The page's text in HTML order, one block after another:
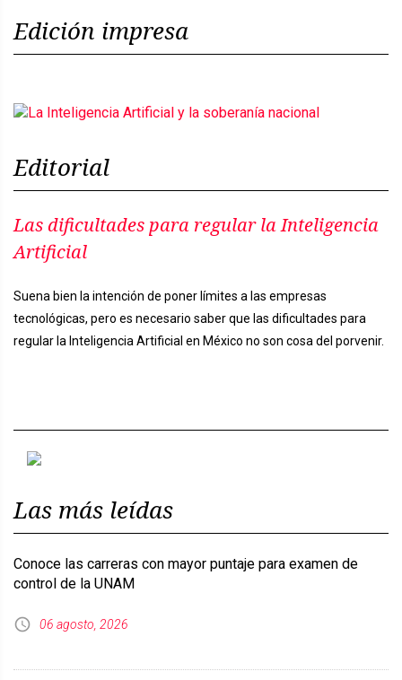
Edición impresa
Editorial
Las dificultades para regular la Inteligencia
Artificial
Suena bien la intención de poner límites a las empresas
tecnológicas, pero es necesario saber que las dificultades para
regular la Inteligencia Artificial en México no son cosa del porvenir.
Las más leídas
Conoce las carreras con mayor puntaje para examen de
control de la UNAM
06 agosto, 2026